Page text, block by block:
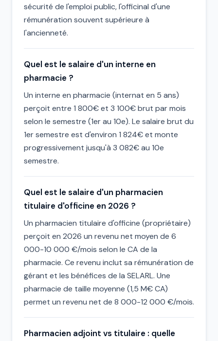
sécurité de l'emploi public, l'officinal d'une
rémunération souvent supérieure à
l'ancienneté.
Quel est le salaire d'un interne en
pharmacie ?
Un interne en pharmacie (internat en 5 ans)
perçoit entre 1 800€ et 3 100€ brut par mois
selon le semestre (1er au 10e). Le salaire brut du
1er semestre est d'environ 1 824€ et monte
progressivement jusqu'à 3 082€ au 10e
semestre.
Quel est le salaire d'un pharmacien
titulaire d'officine en 2026 ?
Un pharmacien titulaire d'officine (propriétaire)
perçoit en 2026 un revenu net moyen de 6
000-10 000 €/mois selon le CA de la
pharmacie. Ce revenu inclut sa rémunération de
gérant et les bénéfices de la SELARL. Une
pharmacie de taille moyenne (1,5 M€ CA)
permet un revenu net de 8 000-12 000 €/mois.
Pharmacien adjoint vs titulaire : quelle